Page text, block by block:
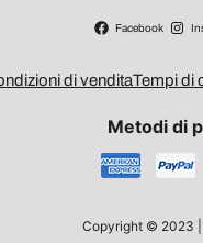
Facebook
di venditaTempi di
Metodi di
Copyright © 2023